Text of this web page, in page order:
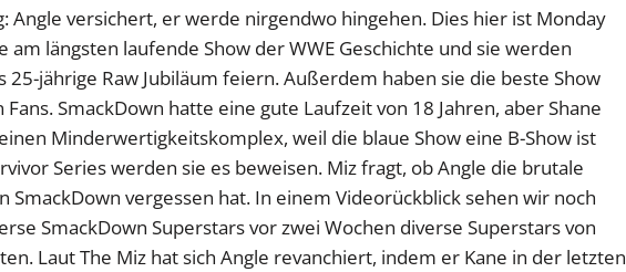
Angle versichert, er werde nirgendwo hingehen. Dies hier ist Monday
am längsten laufende Show der WWE Geschichte und sie werden
25-jährige Raw Jubiläum feiern. Außerdem haben sie die beste Show
SmackDown hatte eine gute Laufzeit von 18 Jahren, aber Shane
Minderwertigkeitskomplex, weil die blaue Show eine B-Show ist
Series werden sie es beweisen. Miz fragt, ob Angle die brutale
SmackDown vergessen hat. In einem Videorückblick sehen wir noch
SmackDown Superstars vor zwei Wochen diverse Superstars von
Laut The Miz hat sich Angle revanchiert, indem er Kane in der letzten